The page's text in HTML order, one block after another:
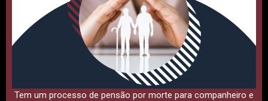
Tem um processo de pensão por morte para companheiro e